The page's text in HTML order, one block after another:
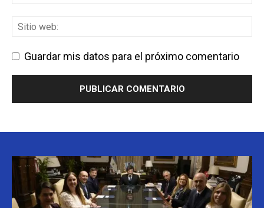
Guardar mis datos para el próximo comentario